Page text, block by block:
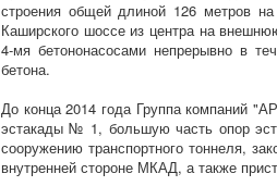
строения общей длиной 126 метров
Каширского шоссе из центра на
4-мя бетононасосами непрерывно в
бетона.
До конца 2014 года Группа компаний
эстакады № 1, большую часть опор
сооружению транспортного тоннеля,
внутренней стороне МКАД, а также